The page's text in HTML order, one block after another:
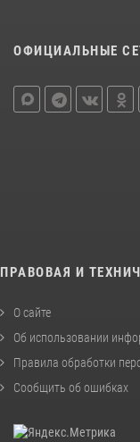
ОФИЦИАЛЬНЫЕ
ПРАВОВАЯ И
О сайте
Об использовании
Правила обработки
Сообщить об ошибках